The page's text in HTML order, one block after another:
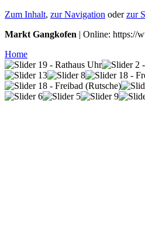
Zum Inhalt, zur Navigation oderzur
Markt Gangkofen | Online: https://
Home